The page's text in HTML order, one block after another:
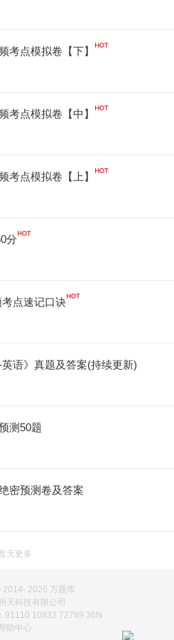
考点模拟卷【下】
考点模拟卷【中】
考点模拟卷【上】
分
点速记口诀
语》真题及答案(持续更新)
测50题
密预测卷及答案
无更多
2014- 2026 万题库
天科技有限公司
91110 10832 72789 36N
助中心